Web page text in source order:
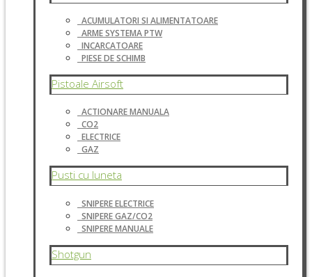
ACUMULATORI SI ALIMENTATOARE
ARME SYSTEMA PTW
INCARCATOARE
PIESE DE SCHIMB
Pistoale Airsoft
ACTIONARE MANUALA
CO2
ELECTRICE
GAZ
Pusti cu luneta
SNIPERE ELECTRICE
SNIPERE GAZ/CO2
SNIPERE MANUALE
Shotgun